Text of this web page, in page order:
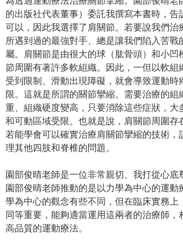
的出版社代表董事）委託我撰寫本書時，告
可以，因此我選擇了肩關節。若要說我們治
所遇到過的最強對手、總是讓我們陷入苦戰
屬。肩關節是由很大的球（肱骨頭）和小凹
節周圍有著許多軟組織。因此，一但以軟組
受到限制、滑動出現障礙，就會導致運動時
限。這就是所謂的關節攣縮。需要治療的組
重、組織硬度變高，只要消除這些症狀，大
和可動區域受限。也就是說，肩關節周圍存
若能學會可以確實治療肩關節攣縮的技術，
理其他四肢和脊椎的問題。
園部俊晴老師是一位非常親切、我打從心底
園部俊晴老師推動的是以力學為中心的運動
學為中心的觀念有些不同，但在臨床實務上
同等重要，能夠適當運用這兩者的治療師，
高品質的運動療法。